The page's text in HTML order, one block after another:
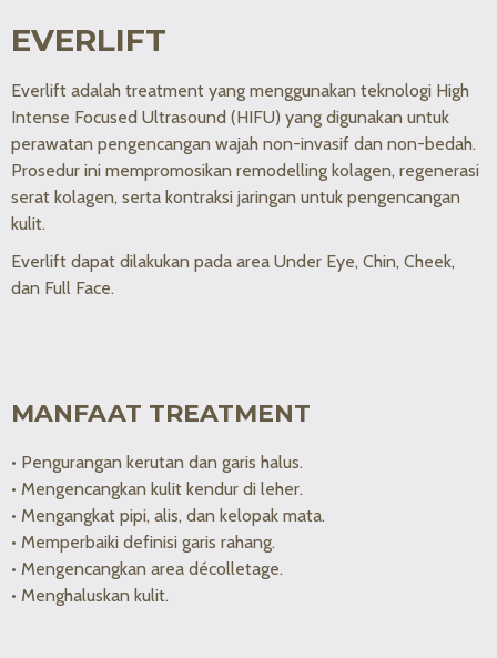
EVERLIFT
Everlift adalah treatment yang menggunakan teknologi High
Intense Focused Ultrasound (HIFU) yang digunakan untuk
perawatan pengencangan wajah non-invasif dan non-bedah.
Prosedur ini mempromosikan remodelling kolagen, regenerasi
serat kolagen, serta kontraksi jaringan untuk pengencangan
kulit.
Everlift dapat dilakukan pada area Under Eye, Chin, Cheek,
dan Full Face.
MANFAAT TREATMENT
• Pengurangan kerutan dan garis halus.
• Mengencangkan kulit kendur di leher.
• Mengangkat pipi, alis, dan kelopak mata.
• Memperbaiki definisi garis rahang.
• Mengencangkan area décolletage.
• Menghaluskan kulit.